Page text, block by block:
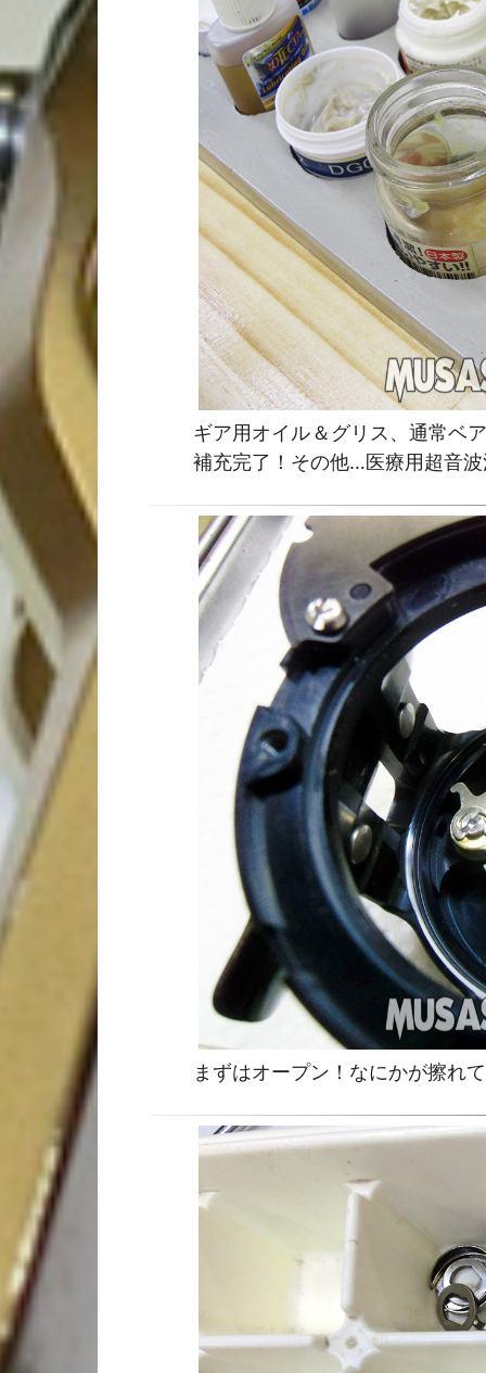
ギア用オイル＆グリス、通常ベ
補充完了！その他…医療用超音
まずはオープン！なにかが擦れ